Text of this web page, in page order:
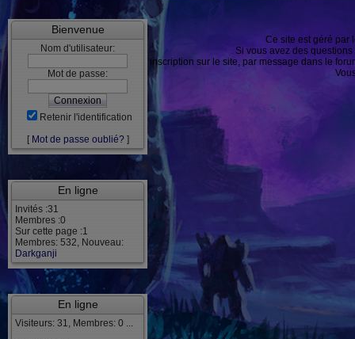
Bienvenue
Nom d'utilisateur:
Mot de passe:
Retenir l'identification
[ Mot de passe oublié? ]
En ligne
Invités :31
Membres :0
Sur cette page :1
Membres: 532, Nouveau:
Darkganji
En ligne
Visiteurs: 31, Membres: 0 ...
Ce site est géré par
Si vous avez des
ou après inscription sur le site, par message dans le